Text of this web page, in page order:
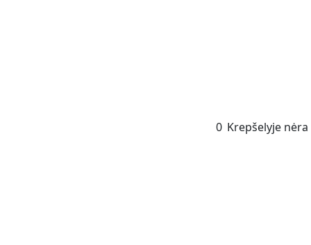
0 Krepšelyje